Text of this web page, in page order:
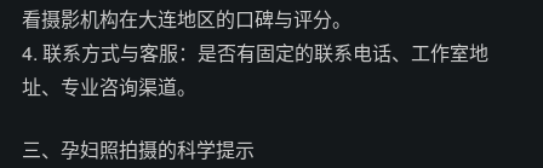
看摄影机构在大连地区的口碑与评分。
4. 联系方式与客服：是否有固定的联系电话、工作室地
址、专业咨询渠道。
三、孕妇照拍摄的科学提示